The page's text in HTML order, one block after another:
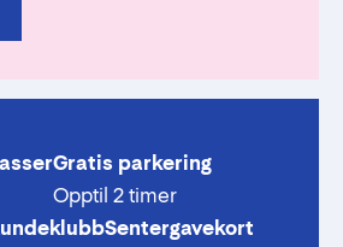
Gratis parkering
Opptil 2 timer
Sentergavekort